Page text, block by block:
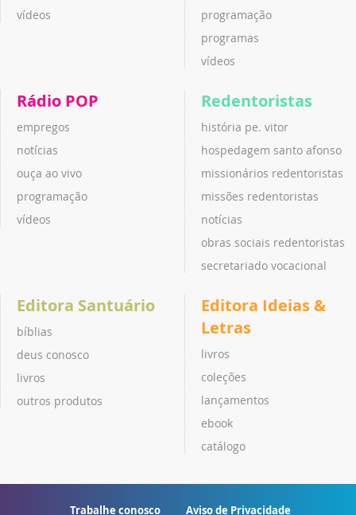
vídeos
programação
programas
vídeos
Rádio POP
empregos
notícias
ouça ao vivo
programação
vídeos
Redentoristas
história pe. vitor
hospedagem santo afonso
missionários redentoristas
missões redentoristas
notícias
obras sociais redentoristas
secretariado vocacional
Editora Santuário
bíblias
deus conosco
livros
outros produtos
Editora Ideias &
Letras
livros
coleções
lançamentos
ebook
catálogo
Trabalhe conosco Aviso de Privacidade